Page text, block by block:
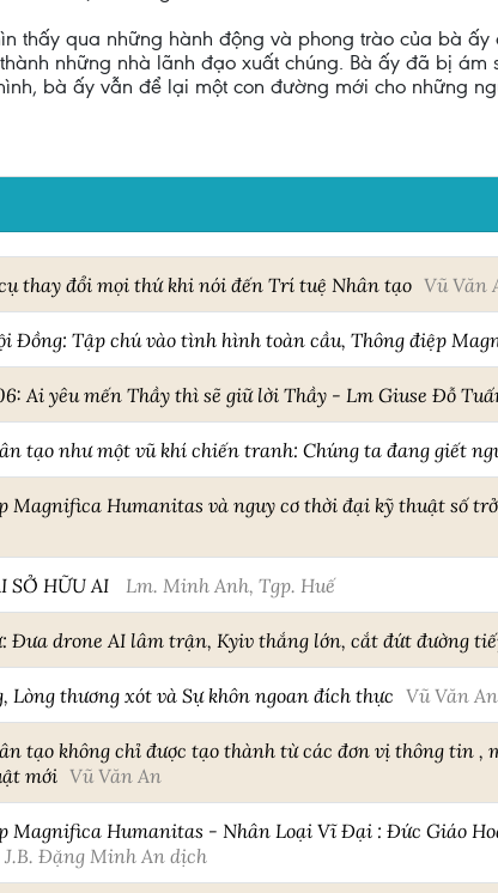
thấy qua những hành động và phong trào của bà
những nhà lãnh đạo xuất chúng. Bà ấy đã bị
bà ấy vẫn để lại một con đường mới cho những
thay đổi mọi thứ khi nói đến Trí tuệ Nhân tạo Vũ Văn
Đồng: Tập chú vào tình hình toàn cầu, Thông điệp
Ai yêu mến Thầy thì sẽ giữ lời Thầy - Lm Giuse Đỗ
tạo như một vũ khí chiến tranh: Chúng ta đang giết
Magnifica Humanitas và nguy cơ thời đại kỹ thuật số
SỞ HỮU AI Lm. Minh Anh, Tgp. Huế
Đưa drone AI lâm trận, Kyiv thắng lớn, cắt đứt đường
Lòng thương xót và Sự khôn ngoan đích thực Vũ Văn An
tạo không chỉ được tạo thành từ các đơn vị thông tin
mới Vũ Văn An
Magnifica Humanitas - Nhân Loại Vĩ Đại : Đức Giáo
J.B. Đặng Minh An dịch